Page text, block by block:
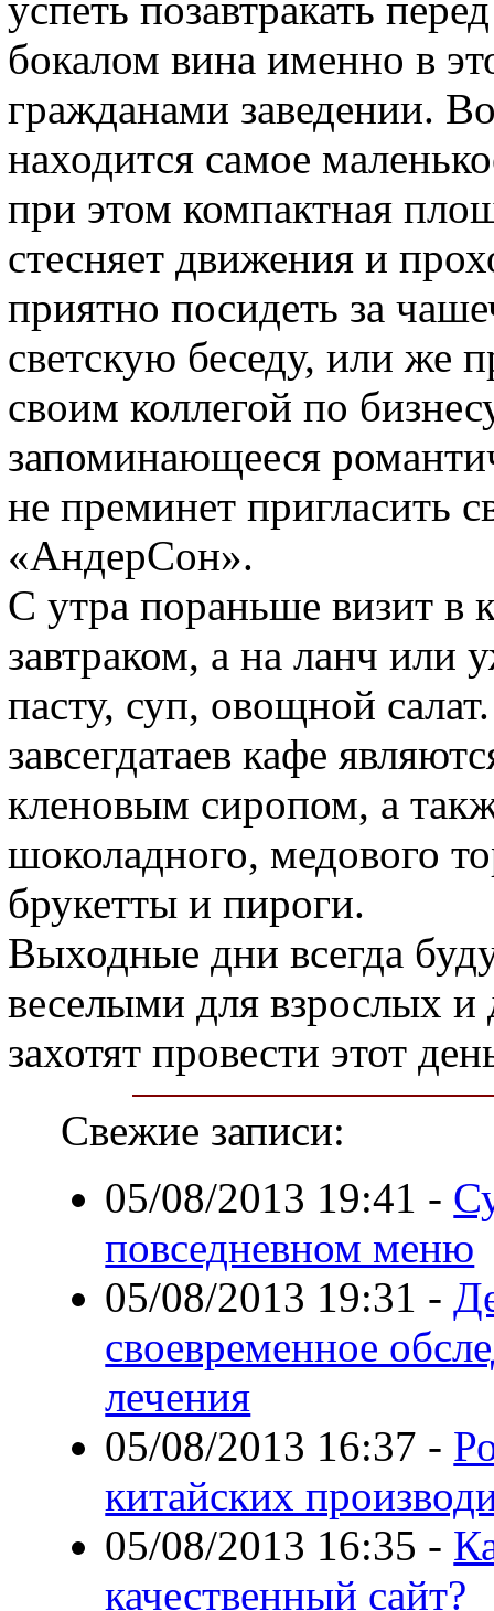
бокалом вина именно в
гражданами заведении.
находится самое
при этом компактная
стесняет движения и
приятно посидеть за
светскую беседу, или же
своим коллегой по
запоминающееся
не преминет пригласить
«АндерСон».
С утра пораньше визит в
завтраком, а на ланч или
пасту, суп, овощной
завсегдатаев кафе
кленовым сиропом, а
шоколадного, медового
брукетты и пироги.
Выходные дни всегда
веселыми для взрослых и
захотят провести этот
Свежие записи:
05/08/2013 19:41 -
повседневном меню
05/08/2013 19:31 -
своевременное
лечения
05/08/2013 16:37 -
китайских
05/08/2013 16:35 -
качественный сайт?